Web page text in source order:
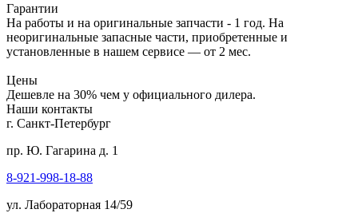
Гарантии
На работы и на оригинальные запчасти - 1 год. На
неоригинальные запасные части, приобретенные и
установленные в нашем сервисе — от 2 мес.
Цены
Дешевле на 30% чем у официального дилера.
Наши контакты
г. Санкт-Петербург
пр. Ю. Гагарина д. 1
8-921-998-18-88
ул. Лабораторная 14/59